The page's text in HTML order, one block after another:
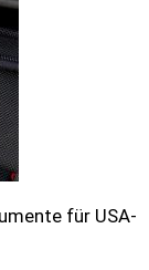
für USA-